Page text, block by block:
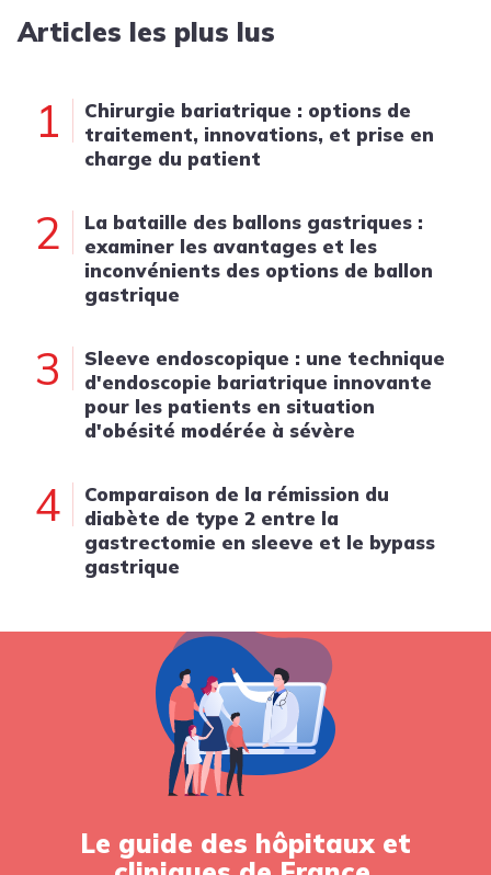
Articles les plus lus
1
Chirurgie bariatrique : options de
traitement, innovations, et prise en
charge du patient
2
La bataille des ballons gastriques :
examiner les avantages et les
inconvénients des options de ballon
gastrique
3
Sleeve endoscopique : une technique
d'endoscopie bariatrique innovante
pour les patients en situation
d'obésité modérée à sévère
4
Comparaison de la rémission du
diabète de type 2 entre la
gastrectomie en sleeve et le bypass
gastrique
Le guide des hôpitaux et